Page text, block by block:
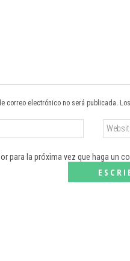
correo electrónico no será publicada.
para la próxima vez que haga un